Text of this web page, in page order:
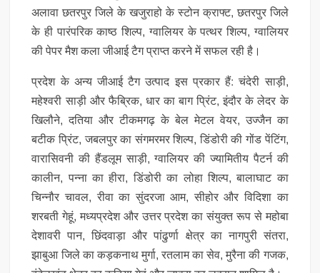
अलावा छतरपुर जिले के खजुराहो के स्टोन क्राफ्ट, छतरपुर जिले
के ही पारंपरिक काष्ठ शिल्प, ग्वालियर के पत्थर शिल्प, ग्वालियर
की पेपर मैश कला जीआई टैग प्राप्त करने में सफल रही है।
प्रदेश के अन्य जीआई टैग उत्पाद इस प्रकार हैं: चंदेरी साड़ी,
महेश्वरी साड़ी और फैब्रिक, धार का बाग प्रिंट, इंदौर के लेदर के
खिलौने, दतिया और टीकमगढ़ के बेल मेटल वेयर, उज्जैन का
बटीक प्रिंट, जबलपुर का संगमरमर शिल्प, डिंडोरी की गोंड पेंटिंग,
वारासिवनी की हैंडलूम साड़ी, ग्वालियर की ज्यामितीय पैटर्न की
कालीन, पन्ना का हीरा, डिंडोरी का लोहा शिल्प, बालाघाट का
चिन्नौर चावल, रीवा का सुंदरजा आम, सीहोर और विदिशा का
शरबती गेहूं, मध्यप्रदेश और उत्तर प्रदेश का संयुक्त रूप से महोबा
देशावरी पान, छिंदवाड़ा और पांढुर्णा क्षेत्र का नागपुरी संतरा,
झाबुआ जिले का कड़कनाथ मुर्गा, रतलाम का सेव, मुरैना की गजक,